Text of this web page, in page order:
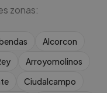
zonas:
Alcorcon
Arroyomolinos
Ciudalcampo